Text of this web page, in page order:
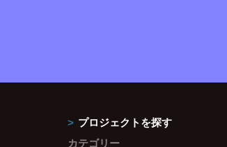
プロジェクトを探す
カテゴリー